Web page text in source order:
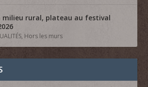
milieu rural, plateau au festival
, Hors les murs